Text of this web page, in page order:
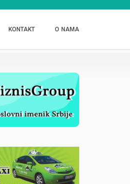
KONTAKT O NAMA